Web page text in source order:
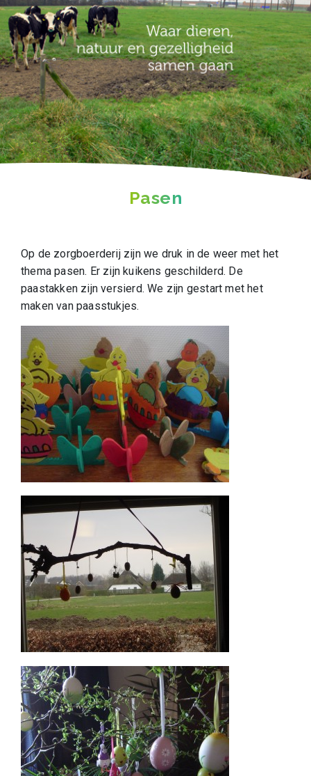
Pasen
Op de zorgboerderij zijn we druk in de weer met het
thema pasen. Er zijn kuikens geschilderd. De
paastakken zijn versierd. We zijn gestart met het
maken van paasstukjes.